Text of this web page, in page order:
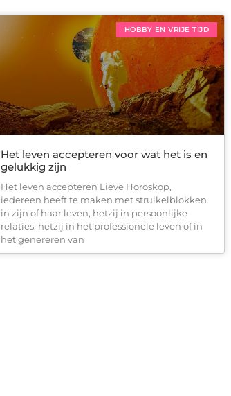
HOBBY EN VRIJE TIJD
Het leven accepteren voor wat het is en
gelukkig zijn
Het leven accepteren Lieve Horoskop,
iedereen heeft te maken met struikelblokken
in zijn of haar leven, hetzij in persoonlijke
relaties, hetzij in het professionele leven of in
het genereren van